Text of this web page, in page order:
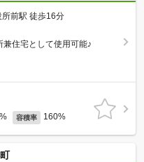
前駅 徒歩16分
住宅として使用可能♪
容積率 160%